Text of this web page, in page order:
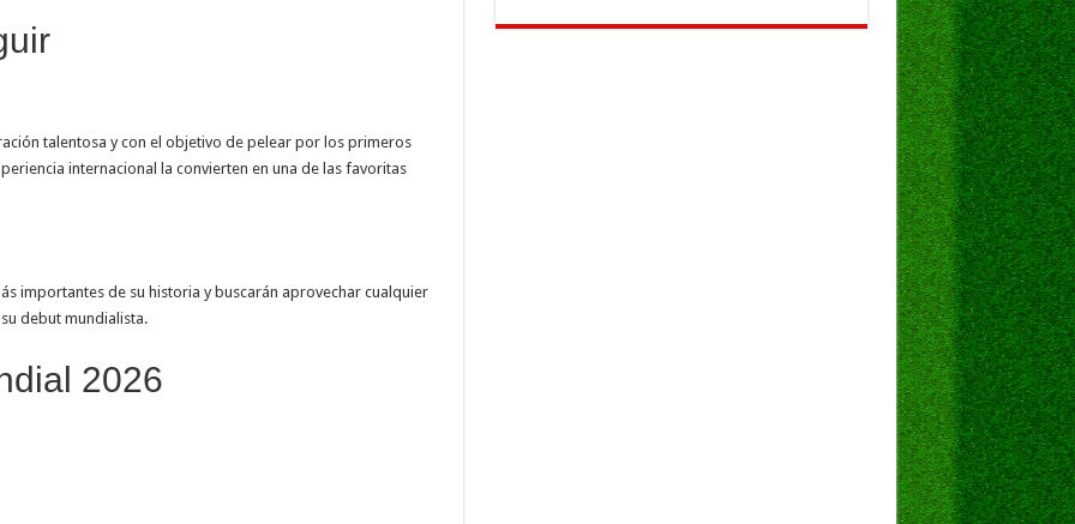
talentosa y con el objetivo de pelear por los primeros
internacional la convierten en una de las favoritas
importantes de su historia y buscarán aprovechar cualquier
debut mundialista.
2026